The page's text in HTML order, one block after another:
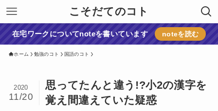
こそだてのコト
在宅ワークについてnoteを書いています noteを読む
ホーム 勉強のコト 国語のコト
思ってたんと違う!?小2の漢字を
覚え間違えていた疑惑
2020
11/20